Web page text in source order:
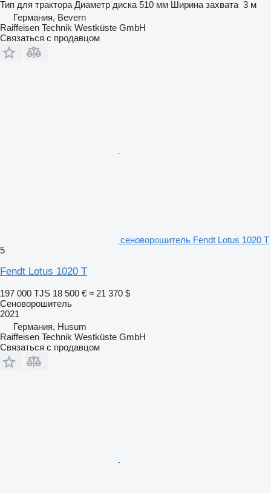
Тип для трактора Диаметр диска 510 мм Ширина захвата 3 м
Германия, Bevern
Raiffeisen Technik Westküste GmbH
Связаться с продавцом
сеноворошитель Fendt Lotus 1020 T
5
Fendt Lotus 1020 T
197 000 TJS 18 500 € ≈ 21 370 $
Сеноворошитель
2021
Германия, Husum
Raiffeisen Technik Westküste GmbH
Связаться с продавцом